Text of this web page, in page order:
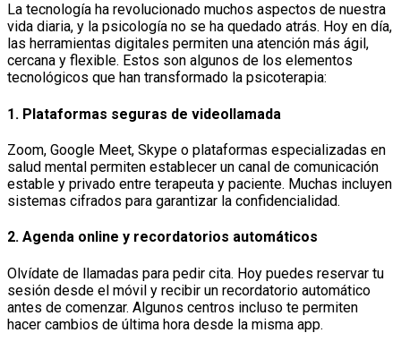
La tecnología ha revolucionado muchos aspectos de nuestra
vida diaria, y la psicología no se ha quedado atrás. Hoy en día,
las herramientas digitales permiten una atención más ágil,
cercana y flexible. Estos son algunos de los elementos
tecnológicos que han transformado la psicoterapia:
1. Plataformas seguras de videollamada
Zoom, Google Meet, Skype o plataformas especializadas en
salud mental permiten establecer un canal de comunicación
estable y privado entre terapeuta y paciente. Muchas incluyen
sistemas cifrados para garantizar la confidencialidad.
2. Agenda online y recordatorios automáticos
Olvídate de llamadas para pedir cita. Hoy puedes reservar tu
sesión desde el móvil y recibir un recordatorio automático
antes de comenzar. Algunos centros incluso te permiten
hacer cambios de última hora desde la misma app.